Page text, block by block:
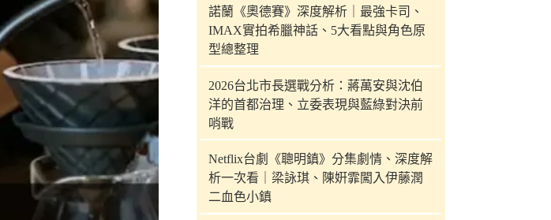
的
結
諾蘭《奧德賽》深度解析｜最強卡司、
IMAX實拍希臘神話、5大看點與角色原
型總整理
2026台北市長選戰分析：蔣萬安與沈伯
洋的首都治理、立委表現與藍綠對決前
哨戰
Netflix台劇《聰明鎮》分集劇情、深度解
析一次看｜梁詠琪、陳姸霏闖入伊藤潤
二血色小鎮